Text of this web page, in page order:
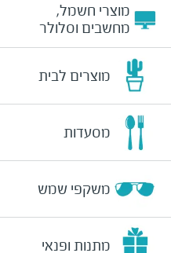
מוצרי חשמל,
מחשבים וסלולר
מוצרים לבית
מסעדות
משקפי שמש
מתנות ופנאי